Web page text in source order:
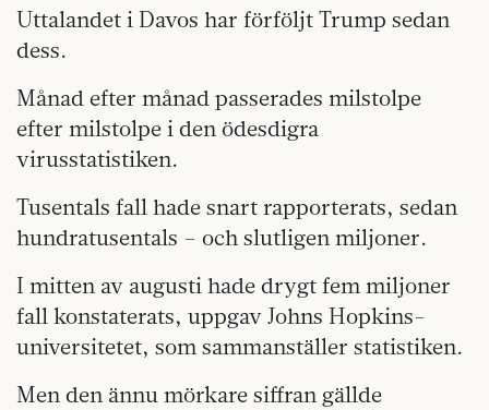
Uttalandet i Davos har förföljt Trump sedan
dess.
Månad efter månad passerades milstolpe
efter milstolpe i den ödesdigra
virusstatistiken.
Tusentals fall hade snart rapporterats, sedan
hundratusentals – och slutligen miljoner.
I mitten av augusti hade drygt fem miljoner
fall konstaterats, uppgav Johns Hopkins-
universitetet, som sammanställer statistiken.
Men den ännu mörkare siffran gällde